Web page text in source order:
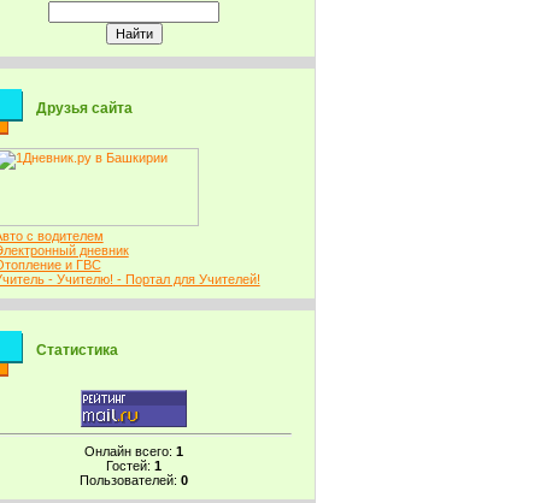
Друзья сайта
с водителем
дневник
и ГВС
- Учителю! - Портал для Учителей!
Статистика
Онлайн всего: 1
Гостей: 1
Пользователей: 0